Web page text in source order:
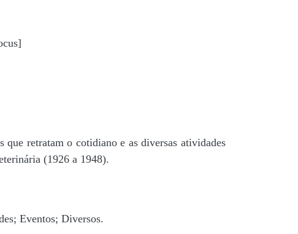
retratam o cotidiano e as diversas atividades
(1926 a 1948).
Eventos; Diversos.